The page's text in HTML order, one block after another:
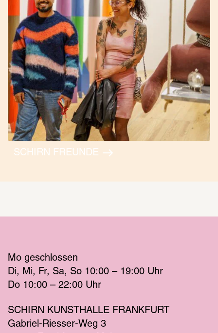
SCHIRN FREUNDE
Mo geschlossen
Di
Mi Fr Sa So 10:00 – 19:00 Uhr
Do 10:00 – 22:00 Uhr
SCHIRN KUNSTHALLE FRANKFURT
Gabriel-Riesser-Weg 3